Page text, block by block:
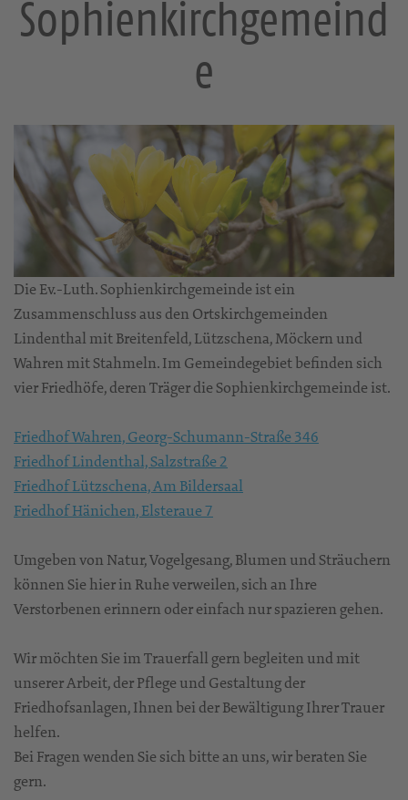
Sophienkirchgemeind
e
Die Ev.-Luth. Sophienkirchgemeinde ist ein
Zusammenschluss aus den Ortskirchgemeinden
Lindenthal mit Breitenfeld, Lützschena, Möckern und
Wahren mit Stahmeln. Im Gemeindegebiet befinden sich
vier Friedhöfe, deren Träger die Sophienkirchgemeinde ist.
Friedhof Wahren, Georg-Schumann-Straße 346
Friedhof Lindenthal, Salzstraße 2
Friedhof Lützschena, Am Bildersaal
Friedhof Hänichen, Elsteraue 7
Umgeben von Natur, Vogelgesang, Blumen und Sträuchern
können Sie hier in Ruhe verweilen, sich an Ihre
Verstorbenen erinnern oder einfach nur spazieren gehen.
Wir möchten Sie im Trauerfall gern begleiten und mit
unserer Arbeit, der Pflege und Gestaltung der
Friedhofsanlagen, Ihnen bei der Bewältigung Ihrer Trauer
helfen.
Bei Fragen wenden Sie sich bitte an uns, wir beraten Sie
gern.